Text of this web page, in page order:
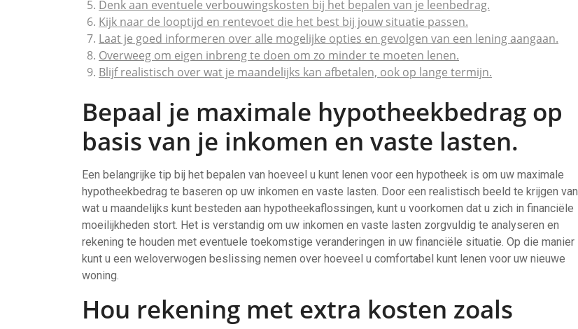
Denk aan eventuele verbouwingskosten bij het bepalen van je leenbedrag.
Kijk naar de looptijd en rentevoet die het best bij jouw situatie passen.
Laat je goed informeren over alle mogelijke opties en gevolgen van een lening aangaan.
Overweeg om eigen inbreng te doen om zo minder te moeten lenen.
Blijf realistisch over wat je maandelijks kan afbetalen, ook op lange termijn.
Bepaal je maximale hypotheekbedrag op
basis van je inkomen en vaste lasten.
Een belangrijke tip bij het bepalen van hoeveel u kunt lenen voor een hypotheek is om uw maximale
hypotheekbedrag te baseren op uw inkomen en vaste lasten. Door een realistisch beeld te krijgen van
wat u maandelijks kunt besteden aan hypotheekaflossingen, kunt u voorkomen dat u zich in financiële
moeilijkheden stort. Het is verstandig om uw inkomen en vaste lasten zorgvuldig te analyseren en
rekening te houden met eventuele toekomstige veranderingen in uw financiële situatie. Op die manier
kunt u een weloverwogen beslissing nemen over hoeveel u comfortabel kunt lenen voor uw nieuwe
woning.
Hou rekening met extra kosten zoals